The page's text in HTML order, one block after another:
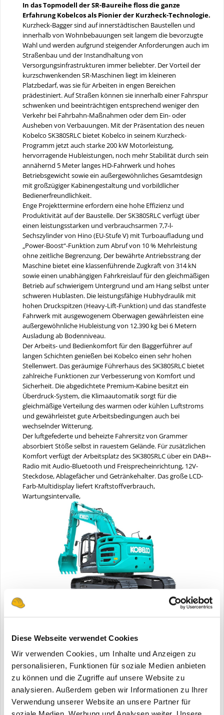
Diese Webseite verwendet Cookies
Wir verwenden Cookies, um Inhalte und Anzeigen zu
personalisieren, Funktionen für soziale Medien anbieten
zu können und die Zugriffe auf unsere Website zu
analysieren. Außerdem geben wir Informationen zu Ihrer
Verwendung unserer Website an unsere Partner für
In das Topmodell der SR-Baureihe floss die ganze
Erfahrung Kobelcos als Pionier der Kurzheck-Technologie.
Kurzheck-Bagger sind auf innerstädtischen Baustellen und
innerhalb von Wohnbebauungen seit langem die bevorzugte
Wahl und werden aufgrund steigender Anforderungen auch im
Straßenbau und der Instandhaltung von
Versorgungsinfrastrukturen immer beliebter. Der Vorteil der
kurzschwenkenden SR-Maschinen liegt im kleineren
Platzbedarf, was sie für Arbeiten in engen Bereichen
prädestiniert. Auf Straßen können sie innerhalb einer Fahrspur
schwenken und beeinträchtigen entsprechend weniger den
Verkehr bei Fahrbahn-Maßnahmen oder dem Ein- oder
Ausheben von Verbauungen. Mit der Präsentation des neuen
Kobelco SK380SRLC bietet Kobelco in seinem Kurzheck-
Programm jetzt auch starke 200 kW Motorleistung,
hervorragende Hubleistungen, noch mehr Stabilität durch sein
annähernd 5 Meter langes HD-Fahrwerk und hohes
Betriebsgewicht sowie ein außergewöhnliches Gesamtdesign
mit großzügiger Kabinengestaltung und vorbildlicher
Bedienerfreundlichkeit.
Enge Projekttermine erfordern eine hohe Effizienz und
Produktivität auf der Baustelle. Der SK380SRLC verfügt über
einen leistungsstarken und verbrauchsarmen 7,7-l-
Sechszylinder von Hino (EU-Stufe V) mit Turboaufladung und
„Power-Boost“-Funktion zum Abruf von 10 % Mehrleistung
ohne zeitliche Begrenzung. Der bewährte Antriebsstrang der
Maschine bietet eine klassenführende Zugkraft von 314 kN
sowie einen unabhängigen Fahrkreislauf für den gleichmäßigen
Betrieb auf schwierigem Untergrund und am Hang selbst unter
schweren Hublasten. Die leistungsfähige Hubhydraulik mit
hohen Druckspitzen (Heavy-Lift-Funktion) und das standfeste
Fahrwerk mit ausgewogenem Oberwagen gewährleisten eine
außergewöhnliche Hubleistung von 12.390 kg bei 6 Metern
Ausladung ab Bodenniveau.
Der Arbeits- und Bedienkomfort für den Baggerführer auf
langen Schichten genießen bei Kobelco einen sehr hohen
Stellenwert. Das geräumige Führerhaus des SK380SRLC bietet
zahlreiche Funktionen zur Verbesserung von Komfort und
Sicherheit. Die abgedichtete Premium-Kabine besitzt ein
Überdruck-System, die Klimaautomatik sorgt für die
gleichmäßige Verteilung des warmen oder kühlen Luftstroms
und gewährleistet gute Arbeitsbedingungen auch bei
wechselnder Witterung.
Der luftgefederte und beheizte Fahrersitz von Grammer
absorbiert Stöße selbst in rauestem Gelände. Für zusätzlichen
Komfort verfügt der Arbeitsplatz des SK380SRLC über ein DAB+-
Radio mit Audio-Bluetooth und Freisprecheinrichtung, 12V-
Steckdose, Ablagefächer und Getränkehalter. Das große LCD-
Farb-Multidisplay liefert Kraftstoffverbrauch,
Wartungsintervalle,
Mit dem neuen SK380SRLC will Kobelco Maßstäbe im
schweren Kurzheck- Segment setzen. Optional ist der 38-
Grabmodus und andere wichtige Informationen auf einen Blick.
den Monitor auswählen – per Fingerdruck stellt die
Anbauhydraulik automatisch den richtigen Druck und die
Ölmenge für das gewählte Anbaugerät ein. Ebenso leicht lässt
sich der Druckablass für einen einfachen und sauberen Wechsel
der Schlauchkupplungen aktivieren.
Der innovative hochklappbare FOPS-Schutz nach Stufe II ist